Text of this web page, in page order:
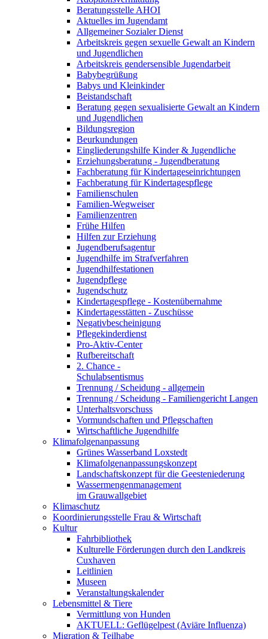
Beratungsstelle AHOI
Aktuelles im Jugendamt
Allgemeiner Sozialer Dienst
Arbeitskreis gegen sexuelle Gewalt an Kindern
und Jugendlichen
Arbeitskreis gendersensible Jugendarbeit
Babybegrüßung
Babys und Kleinkinder
Beistandschaft
Beratung gegen sexualisierte Gewalt an Kindern
und Jugendlichen
Bildungsregion
Beurkundungen
Eingliederungshilfe Kinder & Jugendliche
Erziehungsberatung - Jugendberatung
Fachberatung für Kindertageseinrichtungen
Fachberatung für Kindertagespflege
Familienschulen
Familien-Wegweiser
Familienzentren
Frühe Hilfen
Hilfen zur Erziehung
Jugendberufsagentur
Jugendhilfe im Strafverfahren
Jugendhilfestationen
Jugendpflege
Jugendschutz
Kindertagespflege - Kostenübernahme
Kindertagesstätten - Zuschüsse
Negativbescheinigung
Pflegekinderdienst
Pro-Aktiv-Center
Rufbereitschaft
2. Chance -
Schulabsentismus
Trennung / Scheidung - allgemein
Trennung / Scheidung - Familiengericht Langen
Unterhaltsvorschuss
Vormundschaften und Pflegschaften
Wirtschaftliche Jugendhilfe
Klimafolgenanpassung
Grünes Wasserband Loxstedt
Klimafolgenanpassungskonzept
Landschaftskonzept für die Geesteniederung
Wassermengenmanagement
im Grauwallgebiet
Klimaschutz
Koordinierungsstelle Frau & Wirtschaft
Kultur
Fahrbibliothek
Kulturelle Förderungen durch den Landkreis
Cuxhaven
Leitlinien
Museen
Veranstaltungskalender
Lebensmittel & Tiere
Vermittlung von Hunden
AKTUELL: Geflügelpest (Aviäre Influenza)
Migration & Teilhabe